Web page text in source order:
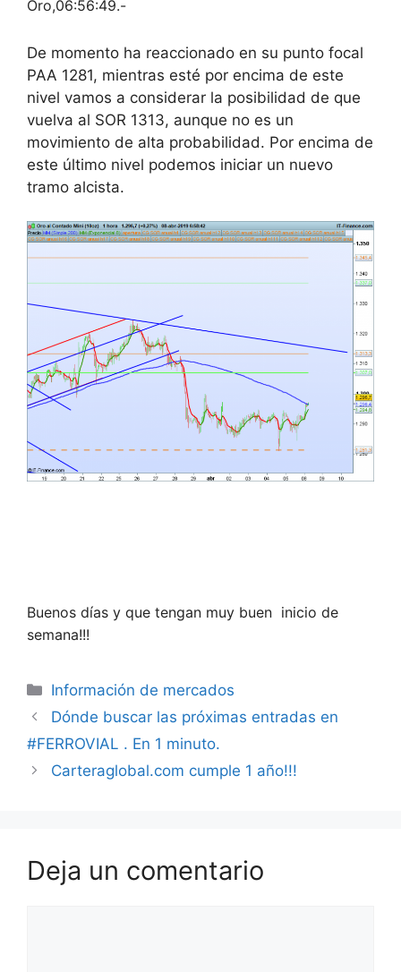
Oro,06:56:49.-
De momento ha reaccionado en su punto focal
PAA 1281, mientras esté por encima de este
nivel vamos a considerar la posibilidad de que
vuelva al SOR 1313, aunque no es un
movimiento de alta probabilidad. Por encima de
este último nivel podemos iniciar un nuevo
tramo alcista.
Buenos días y que tengan muy buen inicio de
semana!!!
Categorías
Información de mercados
Dónde buscar las próximas entradas en
#FERROVIAL . En 1 minuto.
Carteraglobal.com cumple 1 año!!!
Deja un comentario